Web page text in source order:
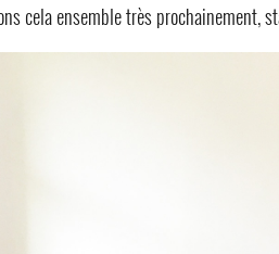
cela ensemble très prochainement,